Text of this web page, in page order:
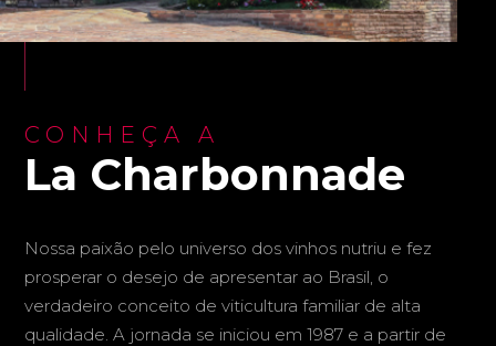
CONHEÇA A
La Charbonnade
Nossa paixão pelo universo dos vinhos nutriu e fez
prosperar o desejo de apresentar ao Brasil, o
verdadeiro conceito de viticultura familiar de alta
qualidade. A jornada se iniciou em 1987 e a partir de